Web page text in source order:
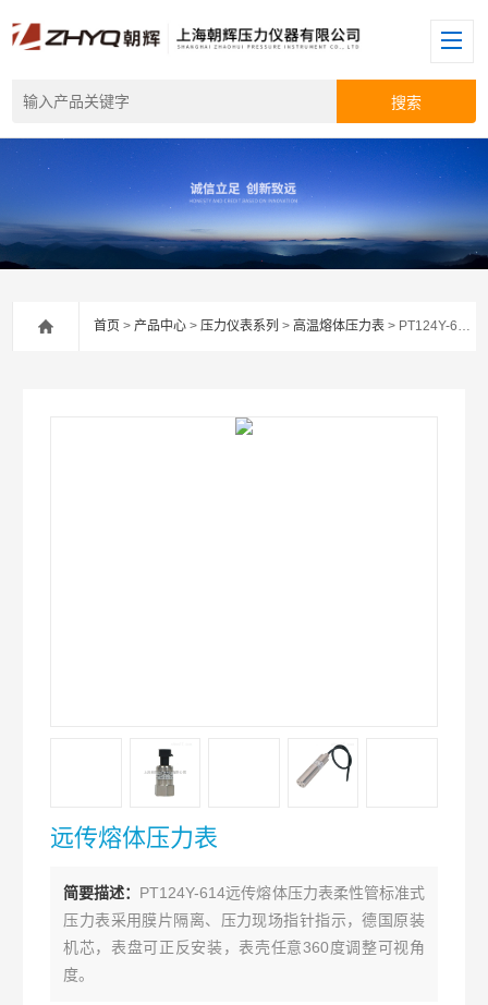
首页 >产品中心 >压力仪表系列 > 高温熔体压力表 > PT124Y-614远传熔体压力表
远传熔体压力表
简要描述： PT124Y-614远传熔体压力表柔性管标准式
压力表采用膜片隔离、压力现场指针指示，德国原装
机芯，表盘可正反安装，表壳任意360度调整可视角
度。